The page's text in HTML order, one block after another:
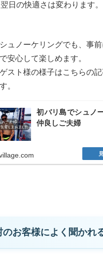
日の快適さは変わります。
ュノーケリングでも、事
安心して楽しめます。
スト様の様子はこちらの
。
初バリ島でシュノ
仲良しご夫婦
のお客様によく聞かれ